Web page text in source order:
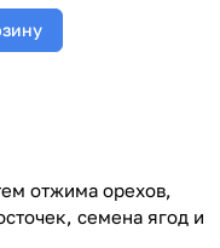
отжима орехов,
семена ягод и